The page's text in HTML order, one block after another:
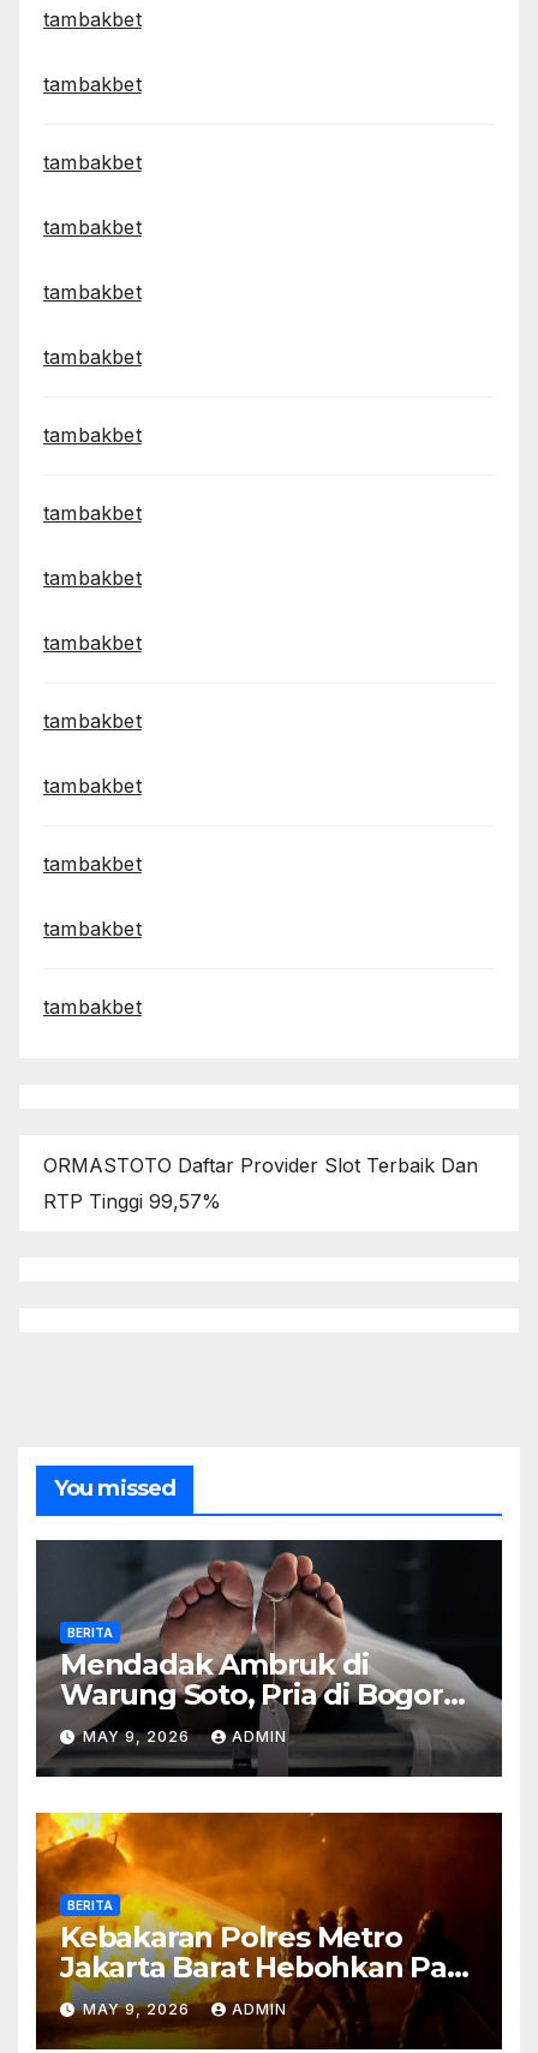
tambakbet
tambakbet
tambakbet
tambakbet
tambakbet
tambakbet
tambakbet
tambakbet
tambakbet
tambakbet
tambakbet
tambakbet
tambakbet
tambakbet
tambakbet
ORMASTOTO Daftar Provider Slot Terbaik Dan
RTP Tinggi 99,57%
You missed
BERITA
Mendadak Ambruk di
Warung Soto, Pria di Bogor
Meninggal Sebelum Makan
MAY 9, 2026 ADMIN
BERITA
Kebakaran Polres Metro
Jakarta Barat Hebohkan Pagi
Hari, Ini Fakta Terbarunya
MAY 9, 2026 ADMIN